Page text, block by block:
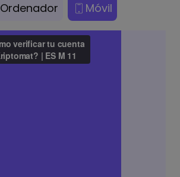
Ordenador Móvil